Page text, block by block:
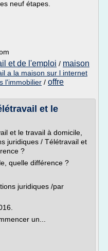
neuf étapes.
et de l'emploi / maison
a la maison sur l internet
l'immobilier / offre
et le
et le travail à domicile,
juridiques / Télétravail et
?
quelle différence ?
juridiques /par
un...